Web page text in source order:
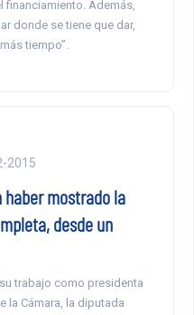
financiamiento. Además,
donde se tiene que dar,
tiempo”.
2015
haber mostrado la
desde un
trabajo como presidenta
la Cámara, la diputada